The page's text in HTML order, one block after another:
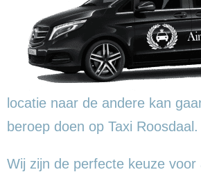
locatie naar de andere kan
beroep doen op Taxi Roosdaal.
Wij zijn de perfecte keuze voor